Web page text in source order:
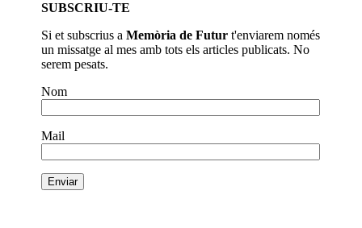
SUBSCRIU-TE
Si et subscrius aMemòria de Futur t'enviarem només
un missatge al mes amb tots els articles publicats. No
serem pesats.
Nom
Mail